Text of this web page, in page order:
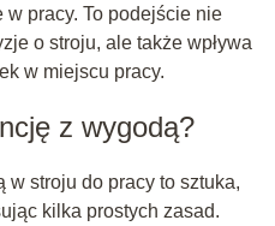
pracy. To podejście nie
o stroju, ale także wpływa
w miejscu pracy.
z wygodą?
stroju do pracy to sztuka,
kilka prostych zasad.